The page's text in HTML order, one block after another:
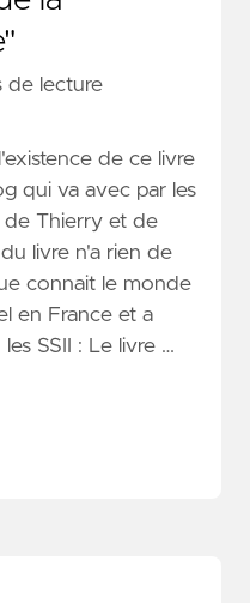
de lecture
de ce livre
qui va avec par les
de Thierry et de
livre n'a rien de
connait le monde
en France et a
SSII : Le livre …